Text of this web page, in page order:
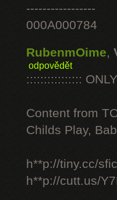
-----------------
000A000784
RubenmOime,
odpovědět
::::::::::::::::
Content from
Childs Play,
h**p://tiny.cc/
h**p://cutt.us/